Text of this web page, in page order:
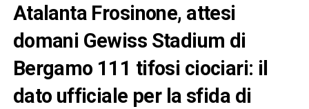
Atalanta Frosinone, attesi
domani Gewiss Stadium di
Bergamo 111 tifosi ciociari: il
dato ufficiale per la sfida di